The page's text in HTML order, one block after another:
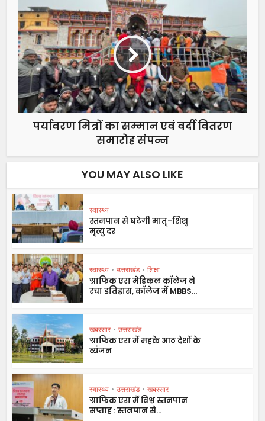
पर्यावरण मित्रों का सम्मान एवं वर्दी वितरण
समारोह संपन्न
YOU MAY ALSO LIKE
स्वास्थ्य
स्तनपान से घटेगी मातृ-शिशु
मृत्यु दर
स्वास्थ्य • उत्तराखंड • शिक्षा
ग्राफिक एरा मेडिकल कॉलेज ने
रचा इतिहास, कॉलेज में MBBS...
ख़बरसार • उत्तराखंड
ग्राफिक एरा में महके आठ देशों के
व्यंजन
स्वास्थ्य • उत्तराखंड • ख़बरसार
ग्राफिक एरा में विश्व स्तनपान
सप्ताह : स्तनपान से...